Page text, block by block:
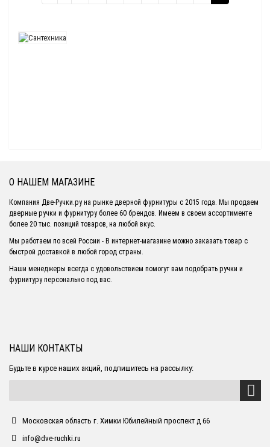
О НАШЕМ МАГАЗИНЕ
Компания Две-Ручки.ру на рынке дверной фурнитуры с 2015 года. Мы продаем
дверные ручки и фурнитуру более 60 брендов. Имеем в своем ассортименте
более 20 тыс. позиций товаров, на любой вкус.
Мы работаем по всей России - В интернет-магазине можно заказать товар с
быстрой доставкой в любой город страны.
Наши менеджеры всегда с удовольствием помогут вам подобрать ручки и
фурнитуру персонально под вас.
НАШИ КОНТАКТЫ
Будьте в курсе наших акций, подпишитесь на рассылку:
Московская область г. Химки Юбилейный проспект д 66
info@dve-ruchki.ru